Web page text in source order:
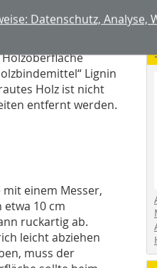
nicht
Lignin
Holz ist nicht
entfernt werden.
einem Messer,
10 cm
ruckartig ab.
leicht abziehen
muss der
Datenschutz, Analyse,